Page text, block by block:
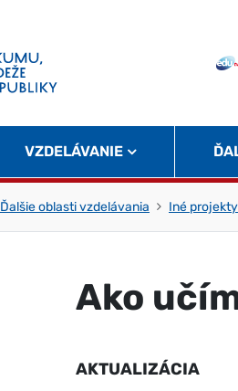
VZDELÁVANIE
Ďalšie oblasti vzdelávania Iné projekty
Ako
AKTUALIZÁCIA